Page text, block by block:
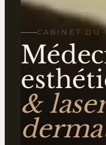
CABINET DU
&